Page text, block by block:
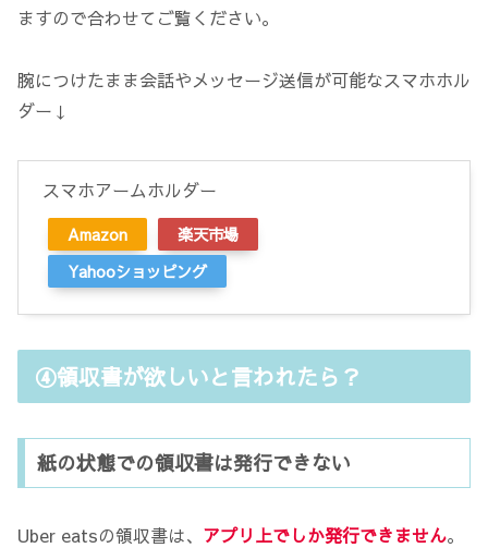
ますので合わせてご覧ください。
腕につけたまま会話やメッセージ送信が可能なスマホホル
ダー↓
スマホアームホルダー
Amazon
楽天市場
Yahooショッピング
④領収書が欲しいと言われたら？
紙の状態での領収書は発行できない
Uber eatsの領収書は、 アプリ上でしか発行できません。